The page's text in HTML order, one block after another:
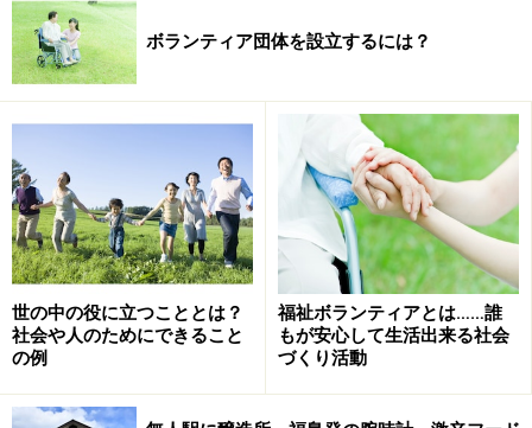
ボランティア団体を設立するには？
世の中の役に立つこととは？
社会や人のためにできること
の例
福祉ボランティアとは……誰
もが安心して生活出来る社会
づくり活動